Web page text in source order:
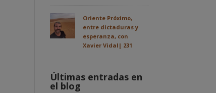
Oriente Próximo,
entre dictaduras y
esperanza, con
Xavier Vidal| 231
Últimas entradas en
el blog